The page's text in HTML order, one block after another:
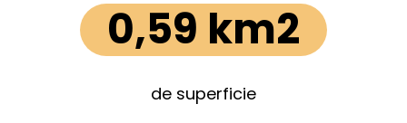
0,59 km2
de superficie